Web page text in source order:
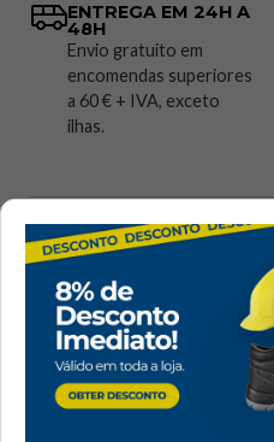
ENTREGA EM 24H A
48H
Envio gratuito em
encomendas superiores
a 60 € + IVA, exceto
ilhas.
Visto